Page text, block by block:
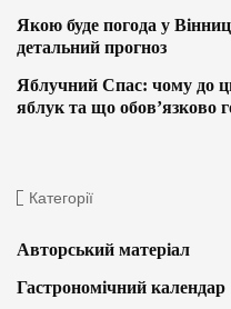
Якою буде погода у
детальний прогноз
Яблучний Спас: чому до
яблук та що обов’язково
Категорії
Авторський матеріал
Гастрономічний календар